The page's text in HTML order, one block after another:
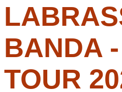
BANDA
TOUR